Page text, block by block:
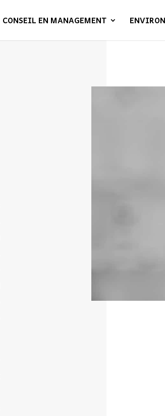
CONSEIL EN MANAGEMENT